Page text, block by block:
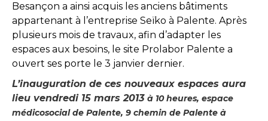
Besançon a ainsi acquis les anciens bâtiments
appartenant à l’entreprise Seïko à Palente. Après
plusieurs mois de travaux, afin d’adapter les
espaces aux besoins, le site Prolabor Palente a
ouvert ses porte le 3 janvier dernier.
L’inauguration de ces nouveaux espaces aura
lieu vendredi 15 mars 2013 à 10 heures, espace
médicosocial de Palente, 9 chemin de Palente à